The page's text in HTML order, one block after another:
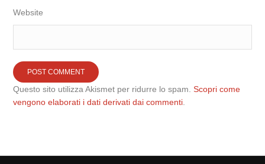
Website
Questo sito utilizza Akismet per ridurre lo spam.Scopri come
vengono elaborati i dati derivati dai commenti